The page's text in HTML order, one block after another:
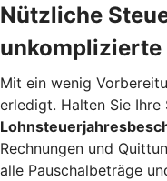
Nützliche
unkomplizierte
Mit ein wenig
erledigt. Halten Sie
Rechnungen und
alle Pauschalbeträge